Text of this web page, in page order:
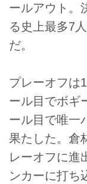
ールアウト。
る史上最多7
だ。
プレーオフは
ール目でボギ
ール目で唯一
果たした。倉
レーオフに進
ンカーに打ち